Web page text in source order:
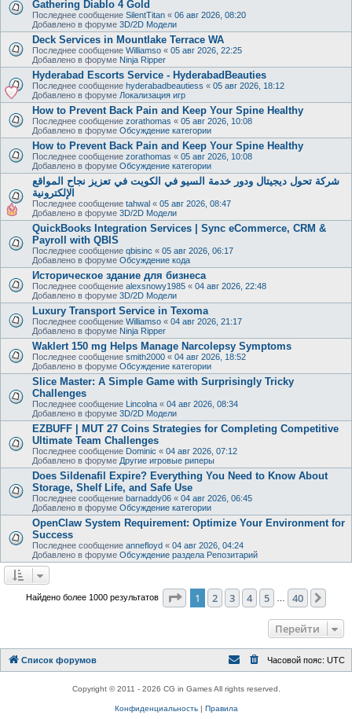
Gathering Diablo 4 Gold
Последнее сообщение SilentTitan « 06 авг 2026, 08:20
Добавлено в форуме 3D/2D Модели
Deck Services in Mountlake Terrace WA
Последнее сообщение Williamso « 05 авг 2026, 22:25
Добавлено в форуме Ninja Ripper
Hyderabad Escorts Service - HyderabadBeauties
Последнее сообщение hyderabadbeautiess « 05 авг 2026, 18:12
Добавлено в форуме Локализация игр
How to Prevent Back Pain and Keep Your Spine Healthy
Последнее сообщение zorathomas « 05 авг 2026, 10:08
Добавлено в форуме Обсуждение категории
How to Prevent Back Pain and Keep Your Spine Healthy
Последнее сообщение zorathomas « 05 авг 2026, 10:08
Добавлено в форуме Обсуждение категории
شركة تحول ديجيتال ودور خدمة السيو في الكويت في تعزيز نجاح المواقع
الإلكترونية
Последнее сообщение tahwal « 05 авг 2026, 08:47
Добавлено в форуме 3D/2D Модели
QuickBooks Integration Services | Sync eCommerce, CRM &
Payroll with QBIS
Последнее сообщение qbisinc « 05 авг 2026, 06:17
Добавлено в форуме Обсуждение кода
Историческое здание для бизнеса
Последнее сообщение alexsnowy1985 « 04 авг 2026, 22:48
Добавлено в форуме 3D/2D Модели
Luxury Transport Service in Texoma
Последнее сообщение Williamso « 04 авг 2026, 21:17
Добавлено в форуме Ninja Ripper
Waklert 150 mg Helps Manage Narcolepsy Symptoms
Последнее сообщение smith2000 « 04 авг 2026, 18:52
Добавлено в форуме Обсуждение категории
Slice Master: A Simple Game with Surprisingly Tricky
Challenges
Последнее сообщение Lincolna « 04 авг 2026, 08:34
Добавлено в форуме 3D/2D Модели
EZBUFF | MUT 27 Coins Strategies for Completing Competitive
Ultimate Team Challenges
Последнее сообщение Dominic « 04 авг 2026, 07:12
Добавлено в форуме Другие игровые риперы
Does Sildenafil Expire? Everything You Need to Know About
Storage, Shelf Life, and Safe Use
Последнее сообщение barnaddy06 « 04 авг 2026, 06:45
Добавлено в форуме Обсуждение категории
OpenClaw System Requirement: Optimize Your Environment for
Success
Последнее сообщение annefloyd « 04 авг 2026, 04:24
Добавлено в форуме Обсуждение раздела Репозитарий
Найдено более 1000 результатов Страница из 40
1 2 3 4 5 40
Перейти
Список форумов Часовой пояс: UTC
Copyright © 2011 - 2026 CG in Games All rights reserved.
Конфиденциальность| Правила